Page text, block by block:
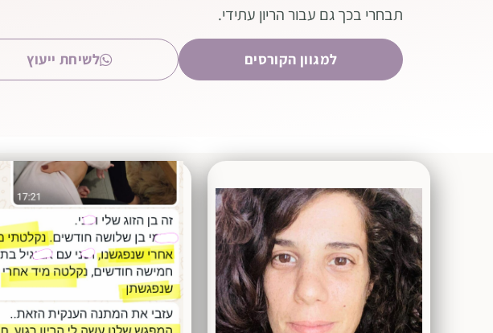
תבחרי בכך גם עבור הריון עתידי.
למגוון הקורסים לשיחת ייעוץ